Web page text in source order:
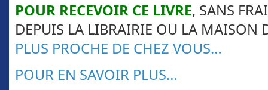
POUR RECEVOIR CE LIVRE, SANS
DEPUIS LA LIBRAIRIE OU LA MAISON
PLUS PROCHE DE CHEZ VOUS…
POUR EN SAVOIR PLUS…